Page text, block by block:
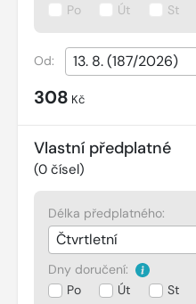
Po
Út St
Od:
308 Kč
Vlastní předplatné
(0 čísel)
Délka předplatného:
Dny doručení:
Po
Út St